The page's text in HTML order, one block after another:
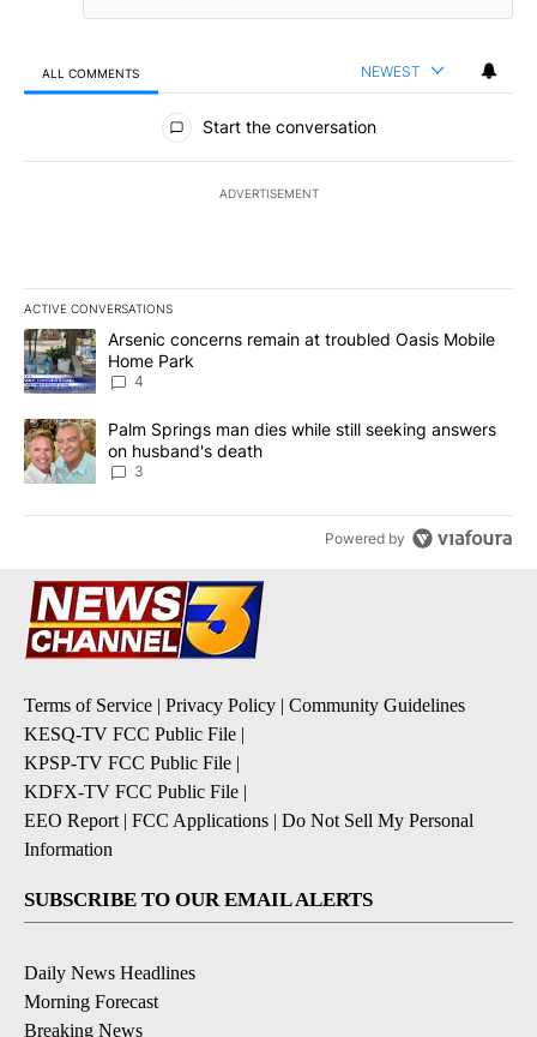
ALL COMMENTS NEWEST
All Comments
Start the conversation
ADVERTISEMENT
ACTIVE CONVERSATIONS
The following is a list of the most commented articles in the last
A trending article titled "Arsenic concerns remain at troubled
Arsenic concerns remain at troubled Oasis Mobile
Home Park
4
A trending article titled "Palm Springs man dies while still
Palm Springs man dies while still seeking answers
on husband's death
3
Powered by
Terms of Service | Privacy Policy | Community Guidelines
KESQ-TV FCC Public File |
KPSP-TV FCC Public File |
KDFX-TV FCC Public File |
EEO Report | FCC Applications | Do Not Sell My Personal
Information
SUBSCRIBE TO OUR EMAIL ALERTS
Daily News Headlines
Morning Forecast
Breaking News